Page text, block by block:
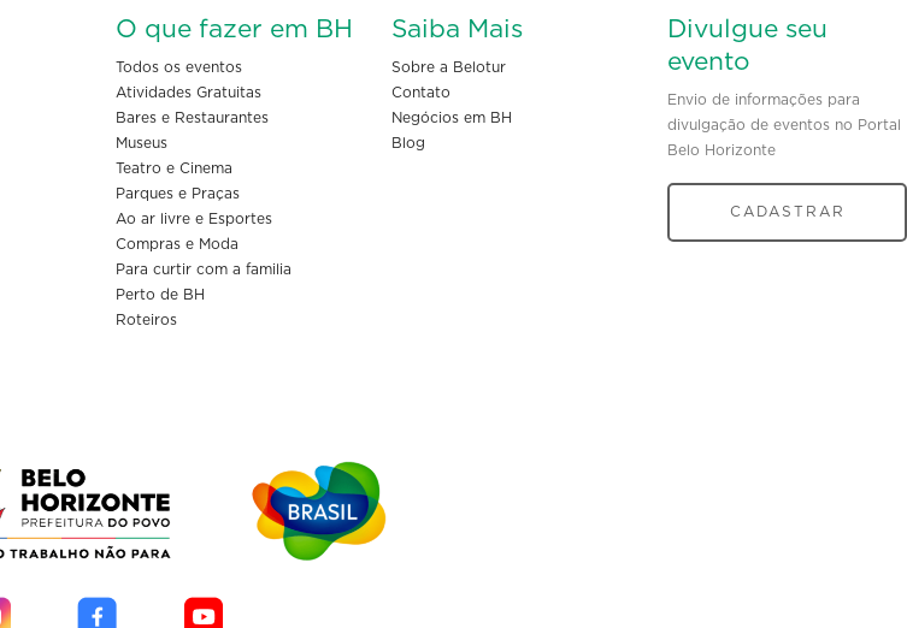
O que fazer em BH
Todos os eventos
Atividades Gratuitas
Bares e Restaurantes
Museus
Teatro e Cinema
Parques e Praças
Ao ar livre e Esportes
Compras e Moda
Para curtir com a familia
Perto de BH
Roteiros
Saiba Mais
Sobre a Belotur
Contato
Negócios em BH
Blog
Divulgue seu
evento
Envio de informações para
divulgação de eventos no Portal
Belo Horizonte
CADASTRAR